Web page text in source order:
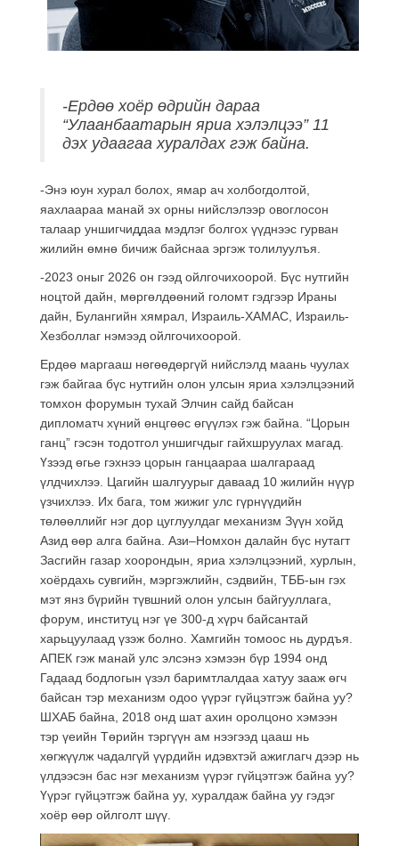
-Ердөө хоёр өдрийн дараа
“Улаанбаатарын яриа хэлэлцээ” 11
дэх удаагаа хуралдах гэж байна.
-Энэ юун хурал болох, ямар ач холбогдолтой,
яахлаараа манай эх орны нийслэлээр овоглосон
талаар уншигчиддаа мэдлэг болгох үүднээс гурван
жилийн өмнө бичиж байснаа эргэж толилуулъя.
-2023 оныг 2026 он гээд ойлгочихоорой. Бүс нутгийн
ноцтой дайн, мөргөлдөөний голомт гэдгээр Ираны
дайн, Булангийн хямрал, Израиль-ХАМАС, Израиль-
Хезболлаг нэмээд ойлгочихоорой.
Ердөө маргааш нөгөөдөргүй нийслэлд маань чуулах
гэж байгаа бүс нутгийн олон улсын яриа хэлэлцээний
томхон форумын тухай Элчин сайд байсан
дипломатч хүний өнцгөөс өгүүлэх гэж байна. “Цорын
ганц” гэсэн тодотгол уншигчдыг гайхшруулах магад.
Үзээд өгье гэхнээ цорын ганцаараа шалгараад
үлдчихлээ. Цагийн шалгуурыг даваад 10 жилийн нүүр
үзчихлээ. Их бага, том жижиг улс гүрнүүдийн
төлөөллийг нэг дор цуглуулдаг механизм Зүүн хойд
Азид өөр алга байна. Ази–Номхон далайн бүс нутагт
Засгийн газар хоорондын, яриа хэлэлцээний, хурлын,
хоёрдахь сувгийн, мэргэжлийн, сэдвийн, ТББ-ын гэх
мэт янз бүрийн түвшний олон улсын байгууллага,
форум, институц нэг үе 300-д хүрч байсантай
харьцуулаад үзэж болно. Хамгийн томоос нь дурдъя.
АПЕК гэж манай улс элсэнэ хэмээн бүр 1994 онд
Гадаад бодлогын үзэл баримтлалдаа хатуу зааж өгч
байсан тэр механизм одоо үүрэг гүйцэтгэж байна уу?
ШХАБ байна, 2018 онд шат ахин оролцоно хэмээн
тэр үеийн Төрийн тэргүүн ам нээгээд цааш нь
хөгжүүлж чадалгүй үүрдийн идэвхтэй ажиглагч дээр нь
үлдээсэн бас нэг механизм үүрэг гүйцэтгэж байна уу?
Үүрэг гүйцэтгэж байна уу, хуралдаж байна уу гэдэг
хоёр өөр ойлголт шүү.